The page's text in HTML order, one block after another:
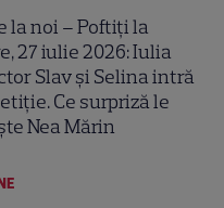
la noi – Poftiți la
27 iulie 2026: Iulia
Slav și Selina intră
Ce surpriză le
Nea Mărin